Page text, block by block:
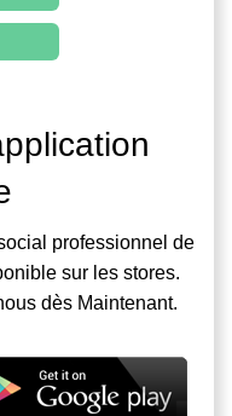
professionnel de
sur les stores.
dès Maintenant.